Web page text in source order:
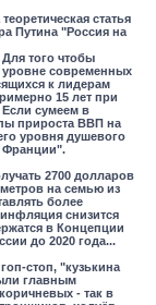
статья
Путина "Россия на
того чтобы
современных
к лидерам
15 лет при
сумеем в
прироста ВВП на
уровня душевого
Франции".
2700 долларов
на семью из
более
снизится
в Концепции
до 2020 года...
стоп, "кузькина
главным
- так в